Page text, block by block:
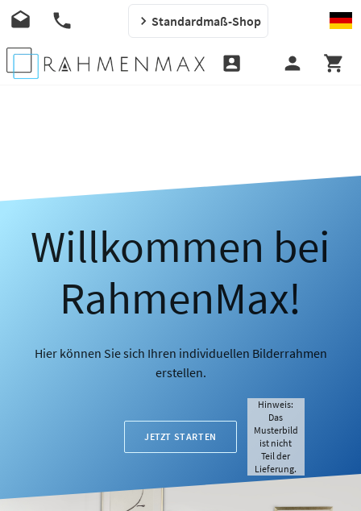
Standardmaß-Shop
Willkommen bei
RahmenMax!
Hier können Sie sich Ihren individuellen Bilderrahmen
erstellen.
JETZT STARTEN
Hinweis:
Das
Musterbild
ist nicht
Teil der
Lieferung.